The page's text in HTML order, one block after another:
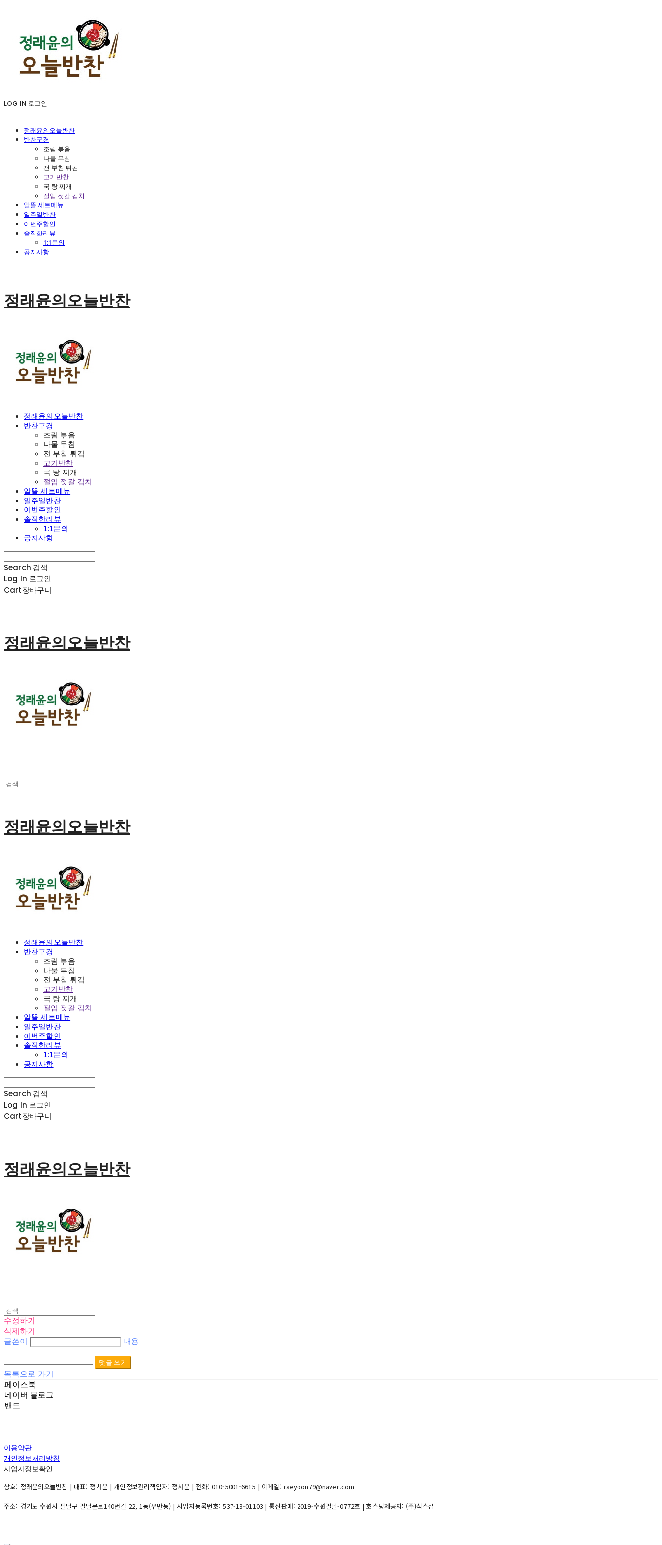
LOG IN 로그인
정래윤의오늘반찬
반찬구경
조림 볶음
나물 무침
전 부침 튀김
고기반찬
국 탕 찌개
절임 젓갈 김치
알뜰 세트메뉴
일주일반찬
이번주할인
솔직한리뷰
1:1문의
공지사항
정래윤의오늘반찬
정래윤의오늘반찬
반찬구경
조림 볶음
나물 무침
전 부침 튀김
고기반찬
국 탕 찌개
절임 젓갈 김치
알뜰 세트메뉴
일주일반찬
이번주할인
솔직한리뷰
1:1문의
공지사항
Search 검색
Log In 로그인
Cart장바구니
정래윤의오늘반찬
정래윤의오늘반찬
정래윤의오늘반찬
반찬구경
조림 볶음
나물 무침
전 부침 튀김
고기반찬
국 탕 찌개
절임 젓갈 김치
알뜰 세트메뉴
일주일반찬
이번주할인
솔직한리뷰
1:1문의
공지사항
Search 검색
Log In 로그인
Cart장바구니
정래윤의오늘반찬
수정하기
삭제하기
글쓴이
내용
댓글 쓰기
목록으로 가기
페이스북
네이버 블로그
밴드
이용약관
개인정보처리방침
사업자정보확인
상호: 정래윤의오늘반찬 | 대표: 정서윤 | 개인정보관리책임자: 정서윤 | 전화: 010-5001-6615 | 이메일: raeyoon79@naver.com
주소: 경기도 수원시 팔달구 팔달문로140번길 22, 1동(우만동) | 사업자등록번호:537-13-01103 | 통신판매: 2019-수원팔달-0772호 | 호스팅제공자: (주)식스샵